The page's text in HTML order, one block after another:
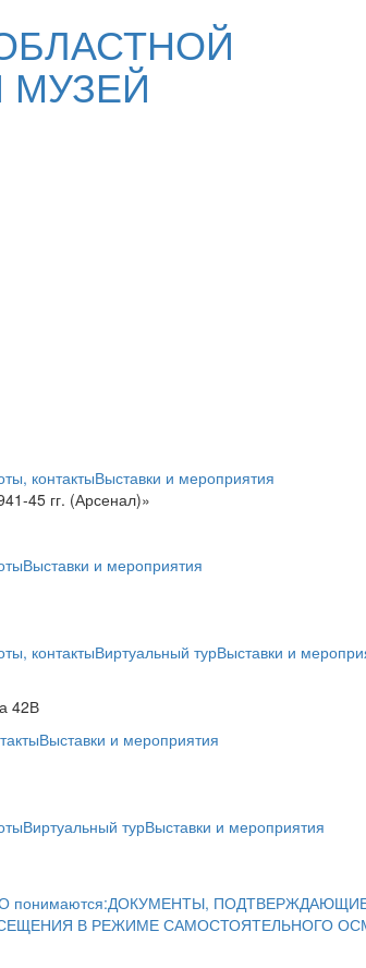
МУЗЕЙ
контактыВыставки и мероприятия
45 гг. (Арсенал)»
Выставки и мероприятия
контактыВиртуальный турВыставки и
42В
Выставки и мероприятия
Виртуальный турВыставки и мероприятия
понимаются:ДОКУМЕНТЫ,
В РЕЖИМЕ САМОСТОЯТЕЛЬНОГО